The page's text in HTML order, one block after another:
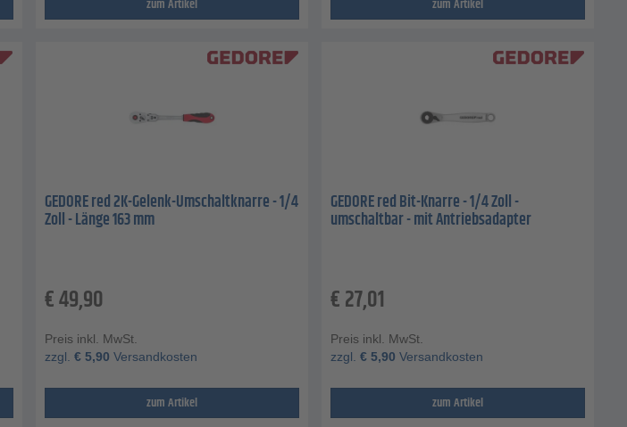
zum Artikel zum Artikel
GEDORE red 2K-Gelenk-Umschaltknarre - 1/4
Zoll - Länge 163 mm
€49,90
Preis inkl. MwSt.
zzgl. € 5,90 Versandkosten
zum Artikel
GEDORE red Bit-Knarre - 1/4 Zoll -
umschaltbar - mit Antriebsadapter
€27,01
Preis inkl. MwSt.
zzgl. € 5,90 Versandkosten
zum Artikel